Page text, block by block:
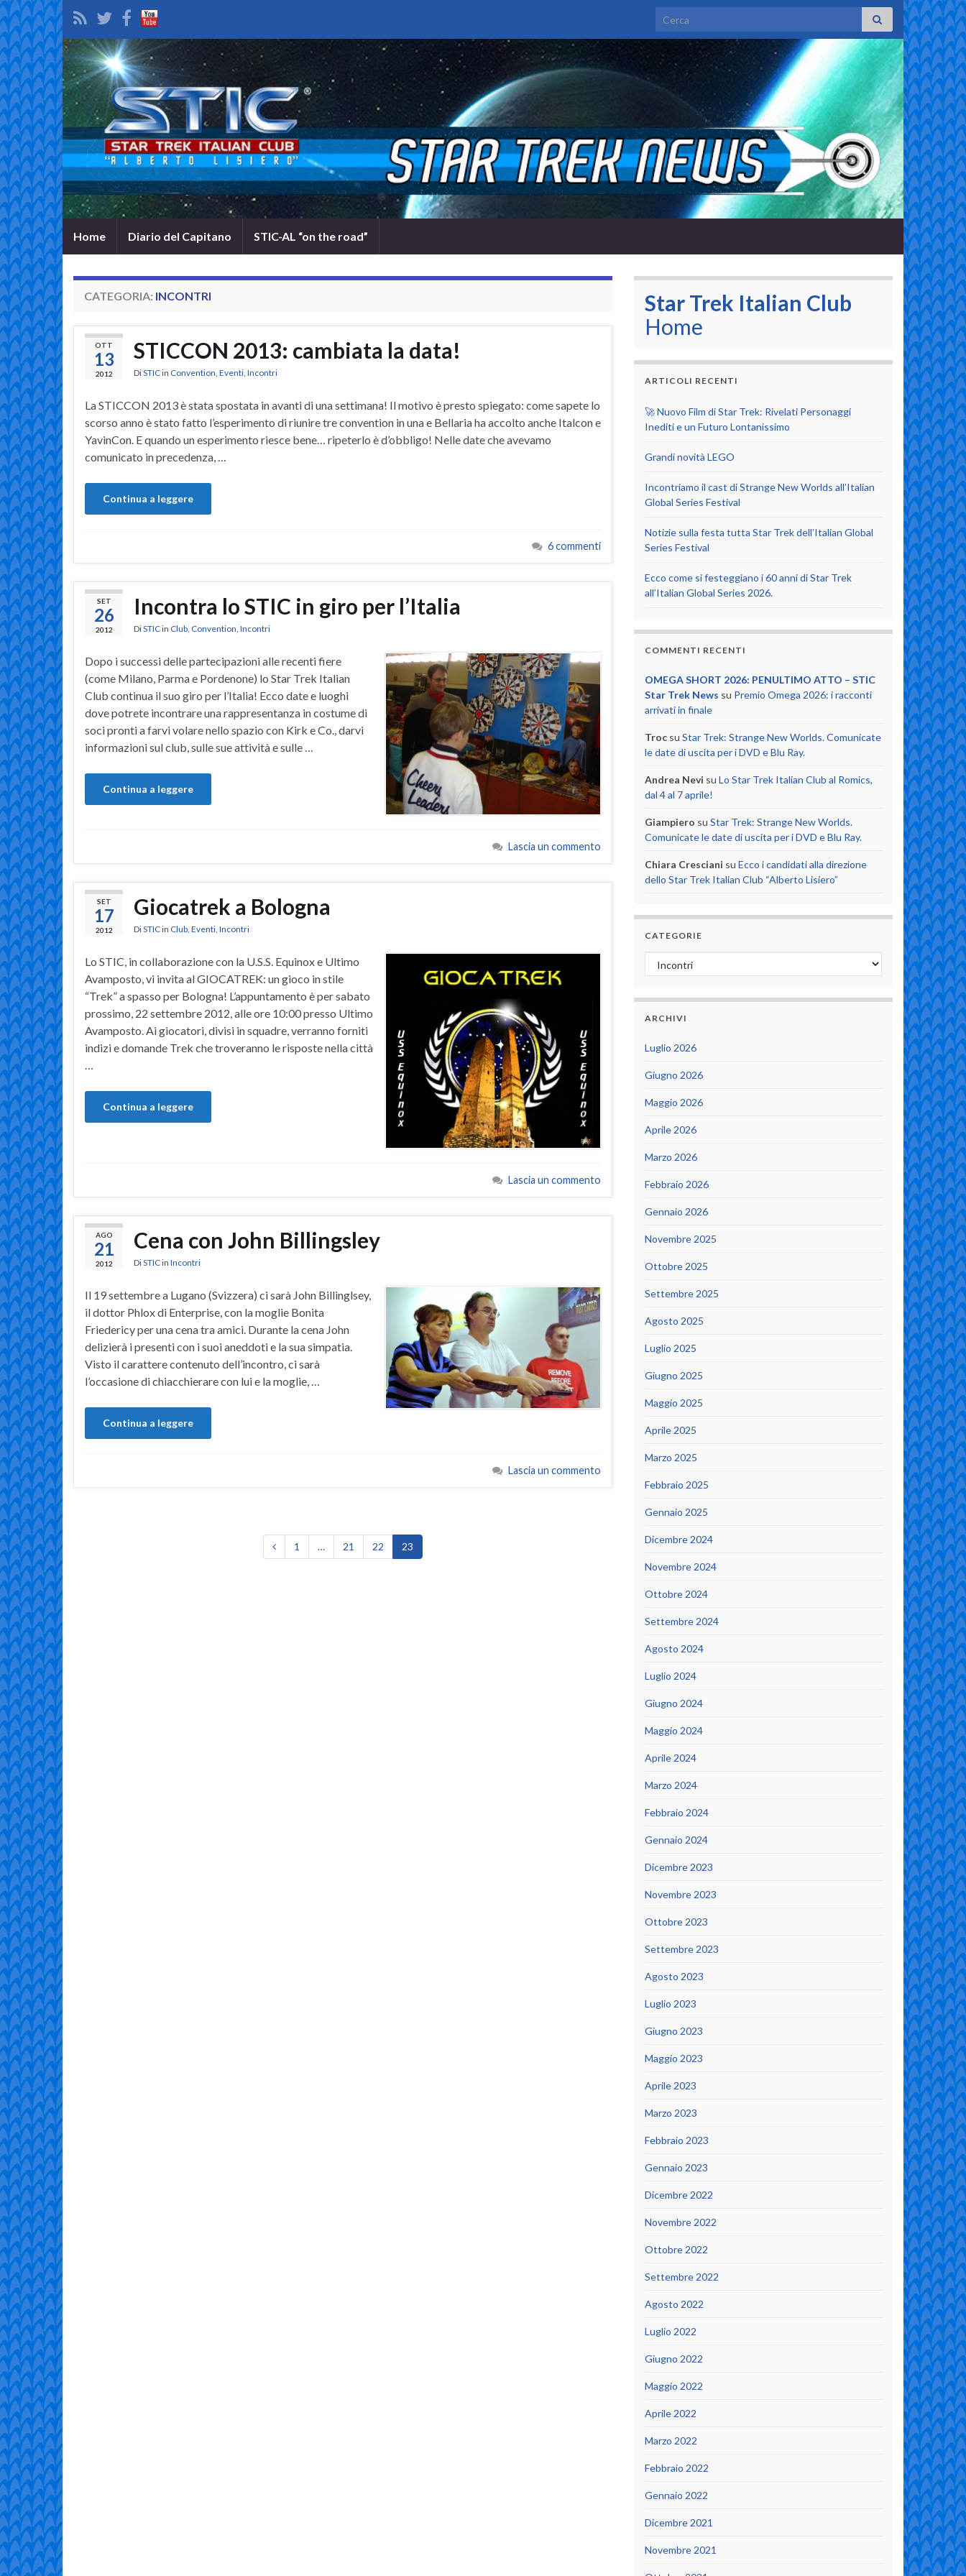
Search for:
Home Diario del Capitano STIC-AL “on the road”
CATEGORIA: INCONTRI
OTT
13
2012
STICCON 2013: cambiata la data!
DiSTICin Convention, Eventi, Incontri
La STICCON 2013 è stata spostata in avanti di una settimana! Il motivo è presto spiegato: come sapete lo
scorso anno è stato fatto l’esperimento di riunire tre convention in una e Bellaria ha accolto anche Italcon e
YavinCon. E quando un esperimento riesce bene… ripeterlo è d’obbligo! Nelle date che avevamo
comunicato in precedenza, …
Continua a leggere
6 commenti
SET
26
2012
Incontra lo STIC in giro per l’Italia
DiSTICin Club, Convention, Incontri
Dopo i successi delle partecipazioni alle recenti fiere
(come Milano, Parma e Pordenone) lo Star Trek Italian
Club continua il suo giro per l’Italia! Ecco date e luoghi
dove potrete incontrare una rappresentanza in costume di
soci pronti a farvi volare nello spazio con Kirk e Co., darvi
informazioni sul club, sulle sue attività e sulle …
Continua a leggere
Lascia un commento
SET
17
2012
Giocatrek a Bologna
DiSTICin Club Eventi Incontri
Lo STIC, in collaborazione con la U.S.S. Equinox e Ultimo
Avamposto, vi invita al GIOCATREK: un gioco in stile
“Trek” a spasso per Bologna! L’appuntamento è per sabato
prossimo, 22 settembre 2012, alle ore 10:00 presso Ultimo
Avamposto. Ai giocatori, divisi in squadre, verranno forniti
indizi e domande Trek che troveranno le risposte nella città
Continua a leggere
Lascia un commento
AGO
21
2012
Cena con John Billingsley
DiSTICin Incontri
Il 19 settembre a Lugano (Svizzera) ci sarà John Billinglsey,
il dottor Phlox di Enterprise, con la moglie Bonita
Friedericy per una cena tra amici. Durante la cena John
delizierà i presenti con i suoi aneddoti e la sua simpatia.
Visto il carattere contenuto dell’incontro, ci sarà
l’occasione di chiacchierare con lui e la moglie, …
Continua a leggere
Lascia un commento
1 … 21 22 23
Star Trek Italian Club
Home
ARTICOLI RECENTI
🚀 Nuovo Film di Star Trek: Rivelati Personaggi
Inediti e un Futuro Lontanissimo
Grandi novità LEGO
Incontriamo il cast di Strange New Worlds all’Italian
Global Series Festival
Notizie sulla festa tutta Star Trek dell’Italian Global
Series Festival
Ecco come si festeggiano i 60 anni di Star Trek
all’Italian Global Series 2026.
COMMENTI RECENTI
OMEGA SHORT 2026: PENULTIMO ATTO – STIC
Star Trek News su Premio Omega 2026: i racconti
arrivati in finale
Troc su Star Trek: Strange New Worlds. Comunicate
le date di uscita per i DVD e Blu Ray.
Andrea Nevi su Lo Star Trek Italian Club al Romics,
dal 4 al 7 aprile!
Giampiero su Star Trek: Strange New Worlds.
Comunicate le date di uscita per i DVD e Blu Ray.
Chiara Cresciani su Ecco i candidati alla direzione
dello Star Trek Italian Club “Alberto Lisiero”
CATEGORIE
Categorie
ARCHIVI
Luglio 2026
Giugno 2026
Maggio 2026
Aprile 2026
Marzo 2026
Febbraio 2026
Gennaio 2026
Novembre 2025
Ottobre 2025
Settembre 2025
Agosto 2025
Luglio 2025
Giugno 2025
Maggio 2025
Aprile 2025
Marzo 2025
Febbraio 2025
Gennaio 2025
Dicembre 2024
Novembre 2024
Ottobre 2024
Settembre 2024
Agosto 2024
Luglio 2024
Giugno 2024
Maggio 2024
Aprile 2024
Marzo 2024
Febbraio 2024
Gennaio 2024
Dicembre 2023
Novembre 2023
Ottobre 2023
Settembre 2023
Agosto 2023
Luglio 2023
Giugno 2023
Maggio 2023
Aprile 2023
Marzo 2023
Febbraio 2023
Gennaio 2023
Dicembre 2022
Novembre 2022
Ottobre 2022
Settembre 2022
Agosto 2022
Luglio 2022
Giugno 2022
Maggio 2022
Aprile 2022
Marzo 2022
Febbraio 2022
Gennaio 2022
Dicembre 2021
Novembre 2021